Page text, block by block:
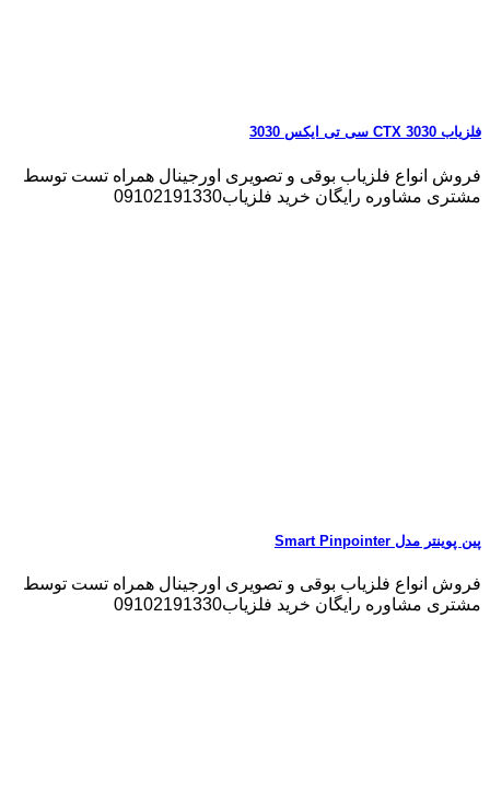
فلزیاب CTX 3030 سی تی ایکس 3030
فروش انواع فلزیاب بوقی و تصویری اورجینال همراه تست توسط
مشتری مشاوره رایگان خرید فلزیاب09102191330
پین پوینتر مدل Smart Pinpointer
فروش انواع فلزیاب بوقی و تصویری اورجینال همراه تست توسط
مشتری مشاوره رایگان خرید فلزیاب09102191330